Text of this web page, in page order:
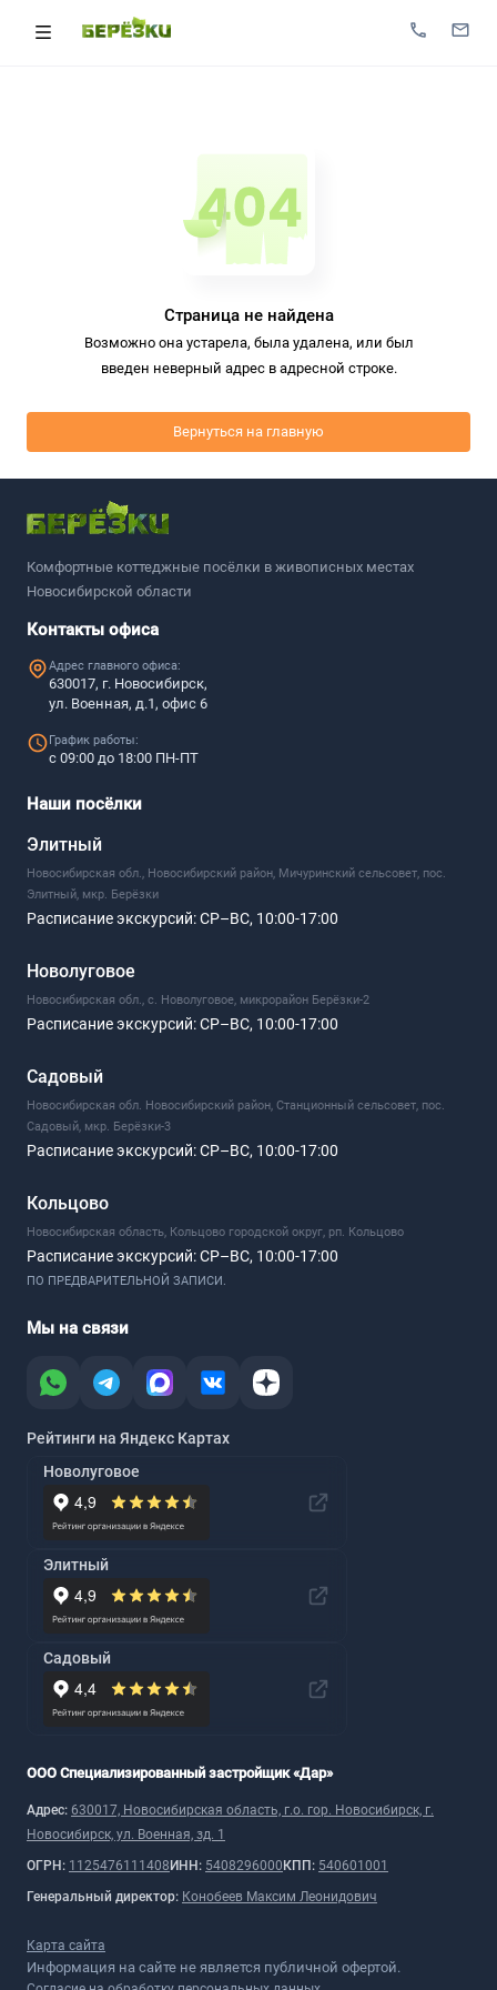
Страница не найдена
Возможно она устарела, была удалена, или был
введен неверный адрес в адресной строке.
Вернуться на главную
Комфортные коттеджные посёлки в живописных местах
Новосибирской области
Контакты офиса
Адрес главного офиса:
630017, г. Новосибирск,
ул. Военная, д.1, офис 6
График работы:
с 09:00 до 18:00 ПН-ПТ
Наши посёлки
Элитный
Новосибирская обл., Новосибирский район, Мичуринский сельсовет, пос.
Элитный, мкр. Берёзки
Расписание экскурсий:СР–ВС, 10:00-17:00
Новолуговое
Новосибирская обл., с. Новолуговое, микрорайон Берёзки-2
Расписание экскурсий:СР–ВС, 10:00-17:00
Садовый
Новосибирская обл. Новосибирский район, Станционный сельсовет, пос.
Садовый, мкр. Берёзки-3
Расписание экскурсий:СР–ВС, 10:00-17:00
Кольцово
Новосибирская область, Кольцово городской округ, рп. Кольцово
Расписание экскурсий:СР–ВС, 10:00-17:00
ПО ПРЕДВАРИТЕЛЬНОЙ ЗАПИСИ.
Мы на связи
Рейтинги на Яндекс Картах
Новолуговое
Элитный
Садовый
ООО Специализированный застройщик «Дар»
Адрес: 630017, Новосибирская область, г.о. гор. Новосибирск, г.
Новосибирск, ул. Военная, зд. 1
ОГРН: 1125476111408 ИНН: 5408296000 КПП: 540601001
Генеральный директор: Конобеев Максим Леонидович
Карта сайта
Информация на сайте не является публичной офертой.